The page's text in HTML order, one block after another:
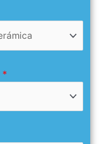
*